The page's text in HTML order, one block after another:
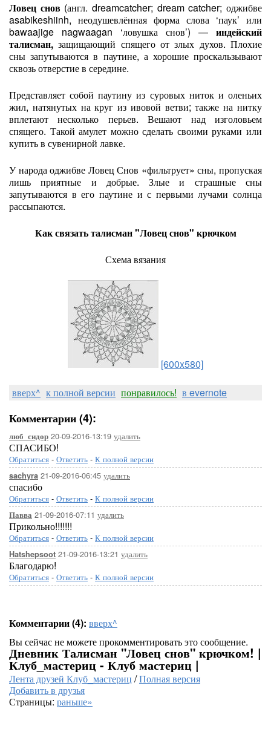
Ловец снов (англ. dreamcatcher; dream catcher; оджибве
asabikeshiinh, неодушевлённая форма слова ‘паук’ или
bawaajige nagwaagan ‘ловушка снов’) — индейский
талисман, защищающий спящего от злых духов. Плохие
сны запутываются в паутине, а хорошие проскальзывают
сквозь отверстие в середине.
Представляет собой паутину из суровых ниток и оленьих
жил, натянутых на круг из ивовой ветви; также на нитку
вплетают несколько перьев. Вешают над изголовьем
спящего. Такой амулет можно сделать своими руками или
купить в сувенирной лавке.
У народа оджибве Ловец Снов «фильтрует» сны, пропуская
лишь приятные и добрые. Злые и страшные сны
запутываются в его паутине и с первыми лучами солнца
рассыпаются.
Как связать талисман "Ловец снов" крючком
Схема вязания
[600x580]
вверх^ к полной версии понравилось! в evernote
Комментарии (4):
люб_сидор 20-09-2016-13:19 удалить
СПАСИБО!
Обратиться - Ответить - К полной версии
sachyra 21-09-2016-06:45 удалить
спасибо
Обратиться - Ответить - К полной версии
Павва 21-09-2016-07:11 удалить
Прикольно!!!!!!!
Обратиться - Ответить - К полной версии
Hatshepsoot 21-09-2016-13:21 удалить
Благодарю!
Обратиться - Ответить - К полной версии
Комментарии (4): вверх^
Вы сейчас не можете прокомментировать это сообщение.
Дневник Талисман "Ловец снов" крючком! |
Клуб_мастериц - Клуб мастериц |
Лента друзей Клуб_мастериц /Полная версия
Добавить в друзья
Страницы: раньше»